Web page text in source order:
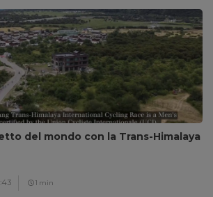
del mondo con la Trans-Himalaya
1 min